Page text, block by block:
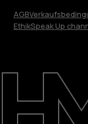
Reparieren,
Nachhaltigkeit
Support
AGB
EthikSpeak Up